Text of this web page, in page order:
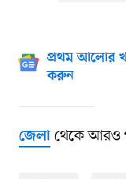
প্রথম আলোর
করুন
জেলাথেকে আরও